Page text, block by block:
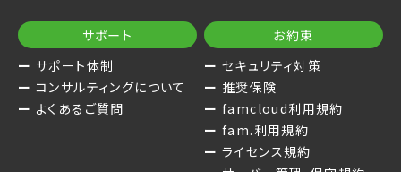
サポート
サポート体制
コンサルティングについて
よくあるご質問
お約束
セキュリティ対策
推奨保険
famcloud利用規約
fam.利用規約
ライセンス規約